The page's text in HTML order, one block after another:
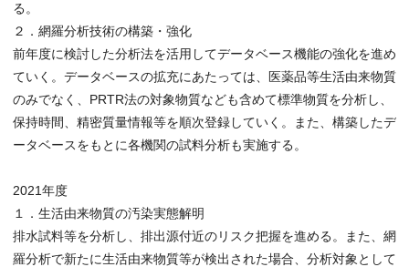
る。
２．網羅分析技術の構築・強化
前年度に検討した分析法を活用してデータベース機能の強化を進め
ていく。データベースの拡充にあたっては、医薬品等生活由来物質
のみでなく、PRTR法の対象物質なども含めて標準物質を分析し、
保持時間、精密質量情報等を順次登録していく。また、構築したデ
ータベースをもとに各機関の試料分析も実施する。
2021年度
１．生活由来物質の汚染実態解明
排水試料等を分析し、排出源付近のリスク把握を進める。また、網
羅分析で新たに生活由来物質等が検出された場合、分析対象として